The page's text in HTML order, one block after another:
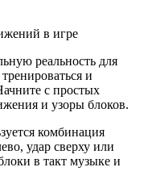
в игре
реальность для
и
с простых
и узоры блоков.
комбинация
удар сверху или
в такт музыке и